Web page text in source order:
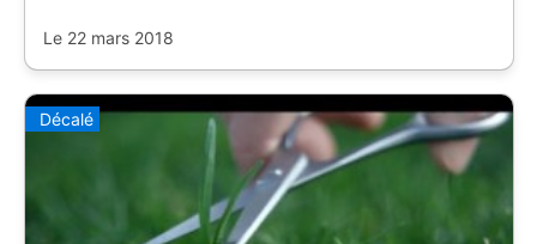
Le 22 mars 2018
Décalé